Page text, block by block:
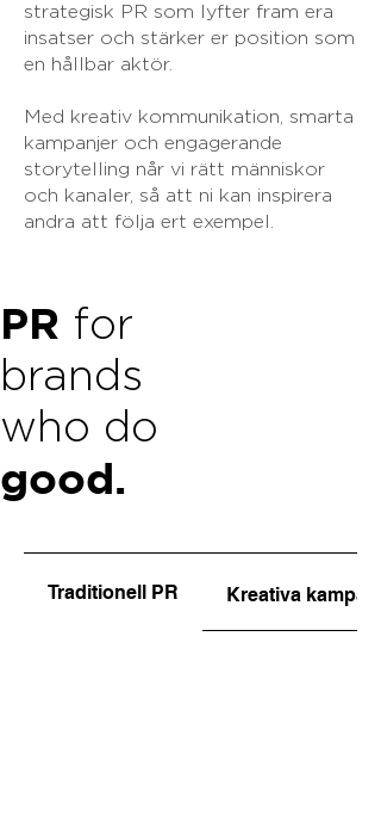
strategisk PR som lyfter fram era
insatser och stärker er position som
en hållbar aktör.
Med kreativ kommunikation, smarta
kampanjer och engagerande
storytelling når vi rätt människor
och kanaler, så att ni kan inspirera
andra att följa ert exempel.
PR for
brands
who do
good.
Traditionell PR Kreativa